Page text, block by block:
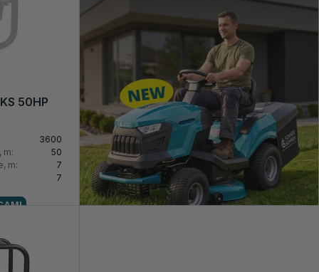
50HP
3600
m:
50
m:
7
7